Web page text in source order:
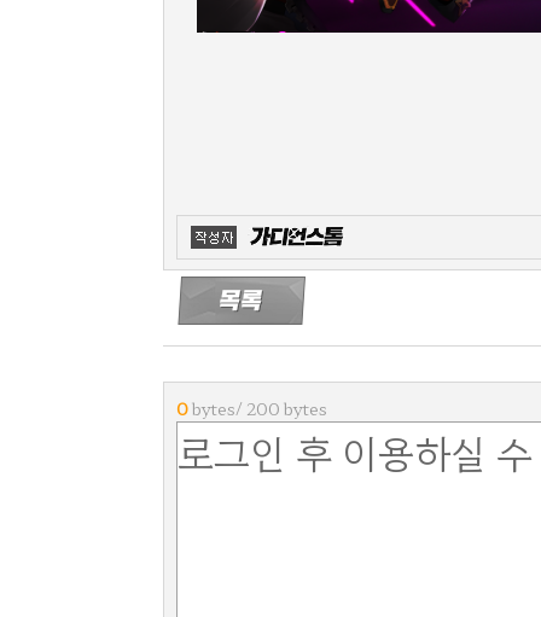
0bytes/ 200 bytes